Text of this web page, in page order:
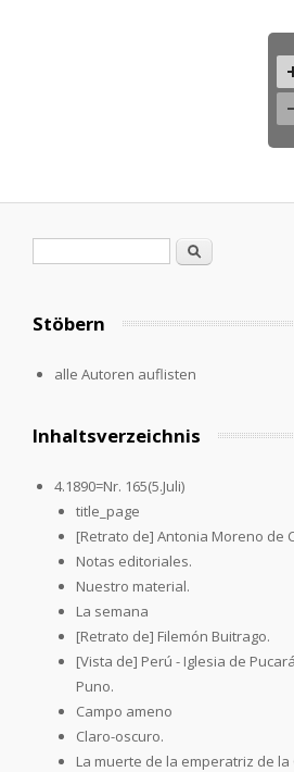
Search
Stöbern
alle Autoren auflisten
Inhaltsverzeichnis
4.1890=Nr. 165(5.Juli)
title_page
[Retrato de] Antonia Moreno de
Notas editoriales.
Nuestro material.
La semana
[Retrato de] Filemón Buitrago.
[Vista de] Perú - Iglesia de
Puno.
Campo ameno
Claro-oscuro.
La muerte de la emperatriz de la